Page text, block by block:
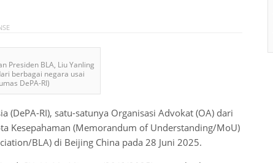
Presiden BLA, Liu Yanling
berbagai negara usai
DePA-RI)
(DePA-RI), satu-satunya Organisasi Advokat (OA) dari
Kesepahaman (Memorandum of Understanding/MoU)
BLA) di Beijing China pada 28 Juni 2025.